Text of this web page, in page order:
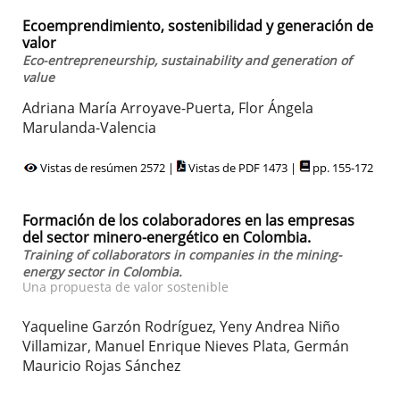
Ecoemprendimiento, sostenibilidad y generación de
valor
Eco-entrepreneurship, sustainability and generation of
value
Adriana María Arroyave-Puerta, Flor Ángela
Marulanda-Valencia
Vistas de resúmen 2572 | Vistas de PDF 1473 | pp. 155-172
Formación de los colaboradores en las empresas
del sector minero-energético en Colombia.
Training of collaborators in companies in the mining-
energy sector in Colombia.
Una propuesta de valor sostenible
Yaqueline Garzón Rodríguez, Yeny Andrea Niño
Villamizar, Manuel Enrique Nieves Plata, Germán
Mauricio Rojas Sánchez